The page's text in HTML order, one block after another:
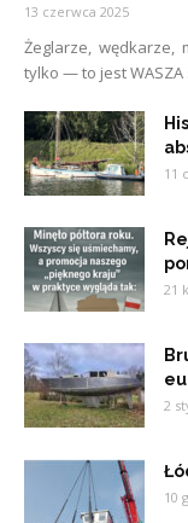
13 czerwca 2025
Żeglarze, wędkarze,
tylko — to jest WASZA
11
21
2
10